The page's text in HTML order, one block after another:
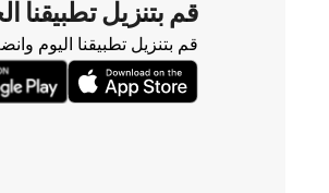
قم بتنزيل تطبيقنا
قم بتنزيل تطبيقنا اليوم